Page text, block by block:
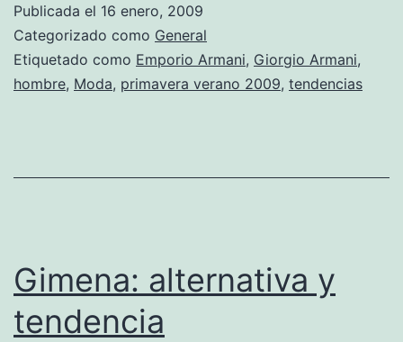
Primavera
verano
Publicada el 16 enero, 2009
Categorizado como General
Etiquetado como Emporio Armani, Giorgio Armani,
hombre, Moda, primavera verano 2009, tendencias
Gimena: alternativa y
tendencia